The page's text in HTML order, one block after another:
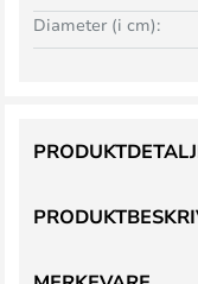
Diameter (i cm):